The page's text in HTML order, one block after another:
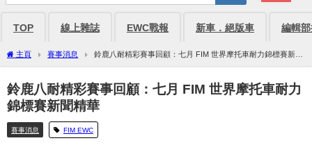
TOP 線上雜誌 EWC戰報 新車．絕版車 編輯
主頁 賽事消息
鈴鹿八耐精彩賽事回顧：七月 FIM 世界摩托車耐力錦標賽新聞
精華
鈴鹿八耐精彩賽事回顧：七月 FIM 世界摩托車耐力
錦標賽新聞精華
賽事消息 FIM EWC